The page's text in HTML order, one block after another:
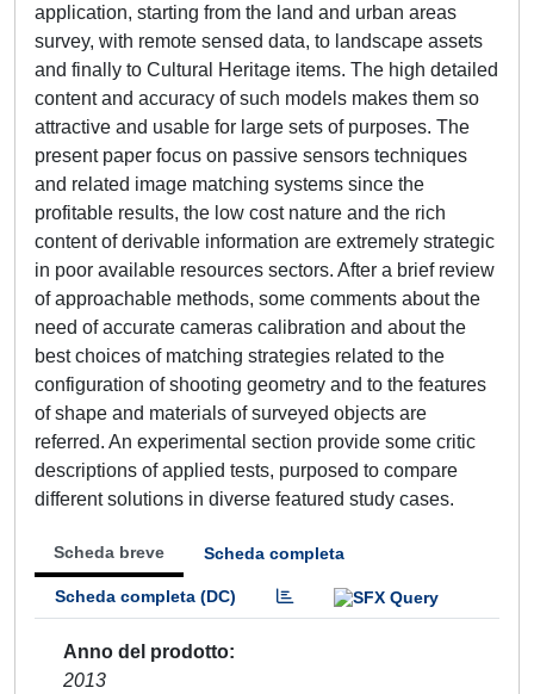
application, starting from the land and urban areas
survey, with remote sensed data, to landscape assets
and finally to Cultural Heritage items. The high detailed
content and accuracy of such models makes them so
attractive and usable for large sets of purposes. The
present paper focus on passive sensors techniques
and related image matching systems since the
profitable results, the low cost nature and the rich
content of derivable information are extremely strategic
in poor available resources sectors. After a brief review
of approachable methods, some comments about the
need of accurate cameras calibration and about the
best choices of matching strategies related to the
configuration of shooting geometry and to the features
of shape and materials of surveyed objects are
referred. An experimental section provide some critic
descriptions of applied tests, purposed to compare
different solutions in diverse featured study cases.
Scheda breve Scheda completa
Scheda completa (DC)
Anno del prodotto
2013